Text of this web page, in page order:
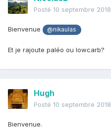
Posté 10 septembre 2018
Bienvenue @nikaulas
Et je rajoute paléo ou lowcarb?
Hugh
Posté 10 septembre 2018
Bienvenue.